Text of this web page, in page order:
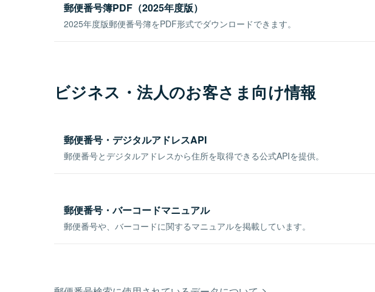
郵便番号簿PDF（2025年度版）
2025年度版郵便番号簿をPDF形式でダウンロードできます。
ビジネス・法人のお客さま向け情報
郵便番号・デジタルアドレスAPI
郵便番号とデジタルアドレスから住所を取得できる公式APIを提供。
郵便番号・バーコードマニュアル
郵便番号や、バーコードに関するマニュアルを掲載しています。